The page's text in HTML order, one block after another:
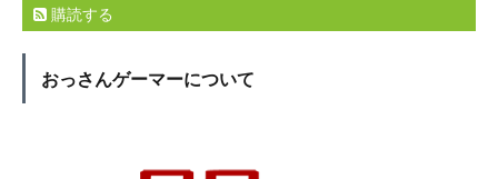
購読する
おっさんゲーマーについて